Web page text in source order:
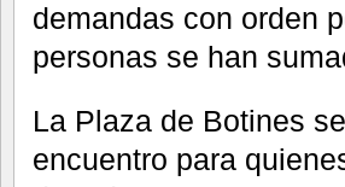
demandas con orden
personas se han
La Plaza de Botines
encuentro para